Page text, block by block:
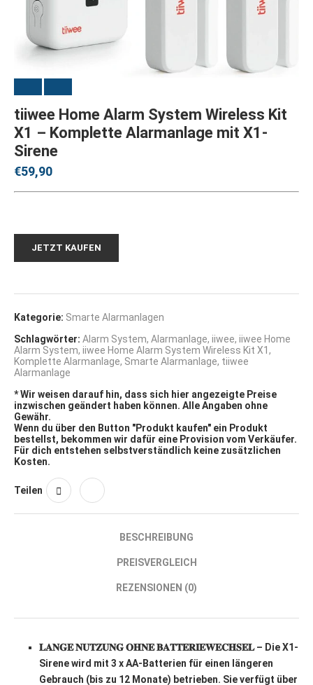
tiiwee Home Alarm System Wireless Kit
X1 – Komplette Alarmanlage mit X1-
Sirene
€59,90
JETZT KAUFEN
Kategorie: Smarte Alarmanlagen
Schlagwörter: Alarm System, Alarmanlage, iiwee, iiwee Home
Alarm System, iiwee Home Alarm System Wireless Kit X1 ,
Komplette Alarmanlage, Smarte Alarmanlage, tiiwee
Alarmanlage
* Wir weisen darauf hin, dass sich hier angezeigte Preise
inzwischen geändert haben können. Alle Angaben ohne
Gewähr.
Wenn du über den Button "Produkt kaufen" ein Produkt
bestellst, bekommen wir dafür eine Provision vom Verkäufer.
Für dich entstehen selbstverständlich keine zusätzlichen
Kosten.
Teilen
BESCHREIBUNG
PREISVERGLEICH
REZENSIONEN (0)
𝐋𝐀𝐍𝐆𝐄 𝐍𝐔𝐓𝐙𝐔𝐍𝐆 𝐎𝐇𝐍𝐄 𝐁𝐀𝐓𝐓𝐄𝐑𝐈𝐄𝐖𝐄𝐂𝐇𝐒𝐄𝐋 – Die X1-
Sirene wird mit 3 x AA-Batterien für einen längeren
Gebrauch (bis zu 12 Monate) betrieben. Sie verfügt über